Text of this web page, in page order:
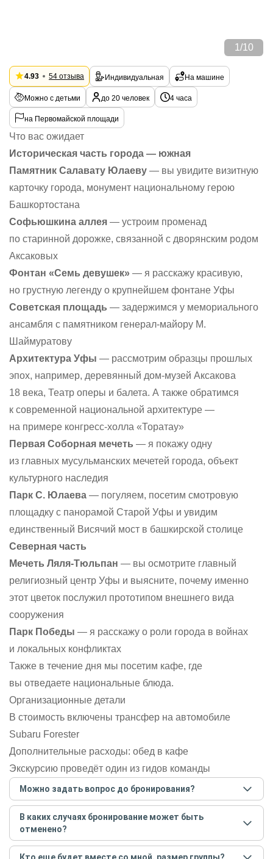
1 /10
4.93 54 отзыва Индивидуальная На машине
Можно с детьми до 20 человек 4 часа
на Первомайской площади
Что вас ожидает
Историческая часть города — южная
Памятник Салавату Юлаеву — вы увидите визитную
карточку города, монумент национальному герою
Башкортостана
Софьюшкина аллея — устроим променад
по старинной дорожке, связанной с дворянским родом
Аксаковых
Фонтан «Семь девушек» — я расскажу красивую,
но грустную легенду о крупнейшем фонтане Уфы
Советская площадь — задержимся у мемориального
ансамбля с памятником генерал-майору М.
Шаймуратову
Архитектура Уфы — рассмотрим образцы прошлых
эпох, например, деревянный дом-музей Аксакова
18 века, Театр оперы и балета. А также обратимся
к современной национальной архитектуре —
на примере конгресс-холла «Торатау»
Первая Соборная мечеть — я покажу одну
из главных мусульманских мечетей города, объект
культурного наследия
Парк С. Юлаева — погуляем, посетим смотровую
площадку с панорамой Старой Уфы и увидим
единственный Висячий мост в башкирской столице
Северная часть
Мечеть Ляля-Тюльпан — вы осмотрите главный
религиозный центр Уфы и выясните, почему именно
этот цветок послужил прототипом внешнего вида
сооружения
Парк Победы — я расскажу о роли города в войнах
и локальных конфликтах
Также в течение дня мы посетим кафе, где
вы отведаете национальные блюда.
Организационные детали
В стоимость включены трансфер на автомобиле
Subaru Forester
Дополнительные расходы: обед в кафе
Экскурсию проведёт один из гидов команды
Можно задать вопрос до бронирования?
Достаточно перейти по ссылке «Задать вопрос» и
написать гиду. Платить при этом не нужно. Сначала
согласуйте с гидом интересующие вас вопросы и после
этого бронируйте экскурсию.Задать вопрос.
В каких случаях бронирование может быть
отменено?
Только в случае неблагоприятных погодных условий,